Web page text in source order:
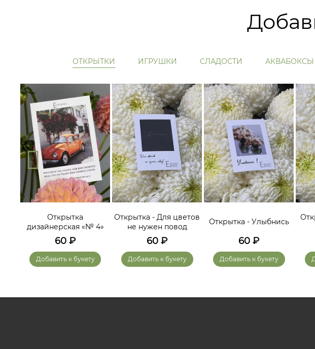
ОТКРЫТКИ ИГРУШКИ СЛАДОСТИ
Открытка
дизайнерская «№ 4»
60 ₽
Добавить к букету
Открытка - Для цветов
не нужен повод
60 ₽
Добавить к букету
Открытка - Улыбнись
60 ₽
Добавить к букету